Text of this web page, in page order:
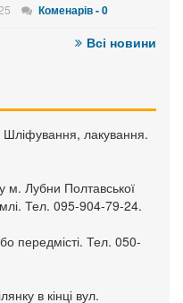
Коменарів - 0
Всі новини
Шліфування, лакування.
Лубни Полтавської
Тел. 095-904-79-24.
передмісті. Тел. 050-
в кінці вул.